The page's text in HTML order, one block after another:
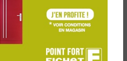
roulants haut de gamme.